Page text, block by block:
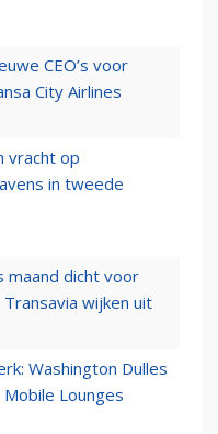
CEO’s voor
City Airlines
vracht op
in tweede
maand dicht voor
wijken uit
Washington Dulles
Lounges